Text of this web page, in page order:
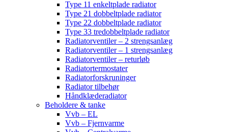
Type 11 enkeltplade radiator
Type 21 dobbeltplade radiator
Type 22 dobbeltplade radiator
Type 33 tredobbeltplade radiator
Radiatorventiler – 2 strengsanlæg
Radiatorventiler – 1 strengsanlæg
Radiatorventiler – returløb
Radiatortermostater
Radiatorforskruninger
Radiator tilbehør
Håndklæderadiator
Beholdere & tanke
Vvb – EL
Vvb – Fjernvarme